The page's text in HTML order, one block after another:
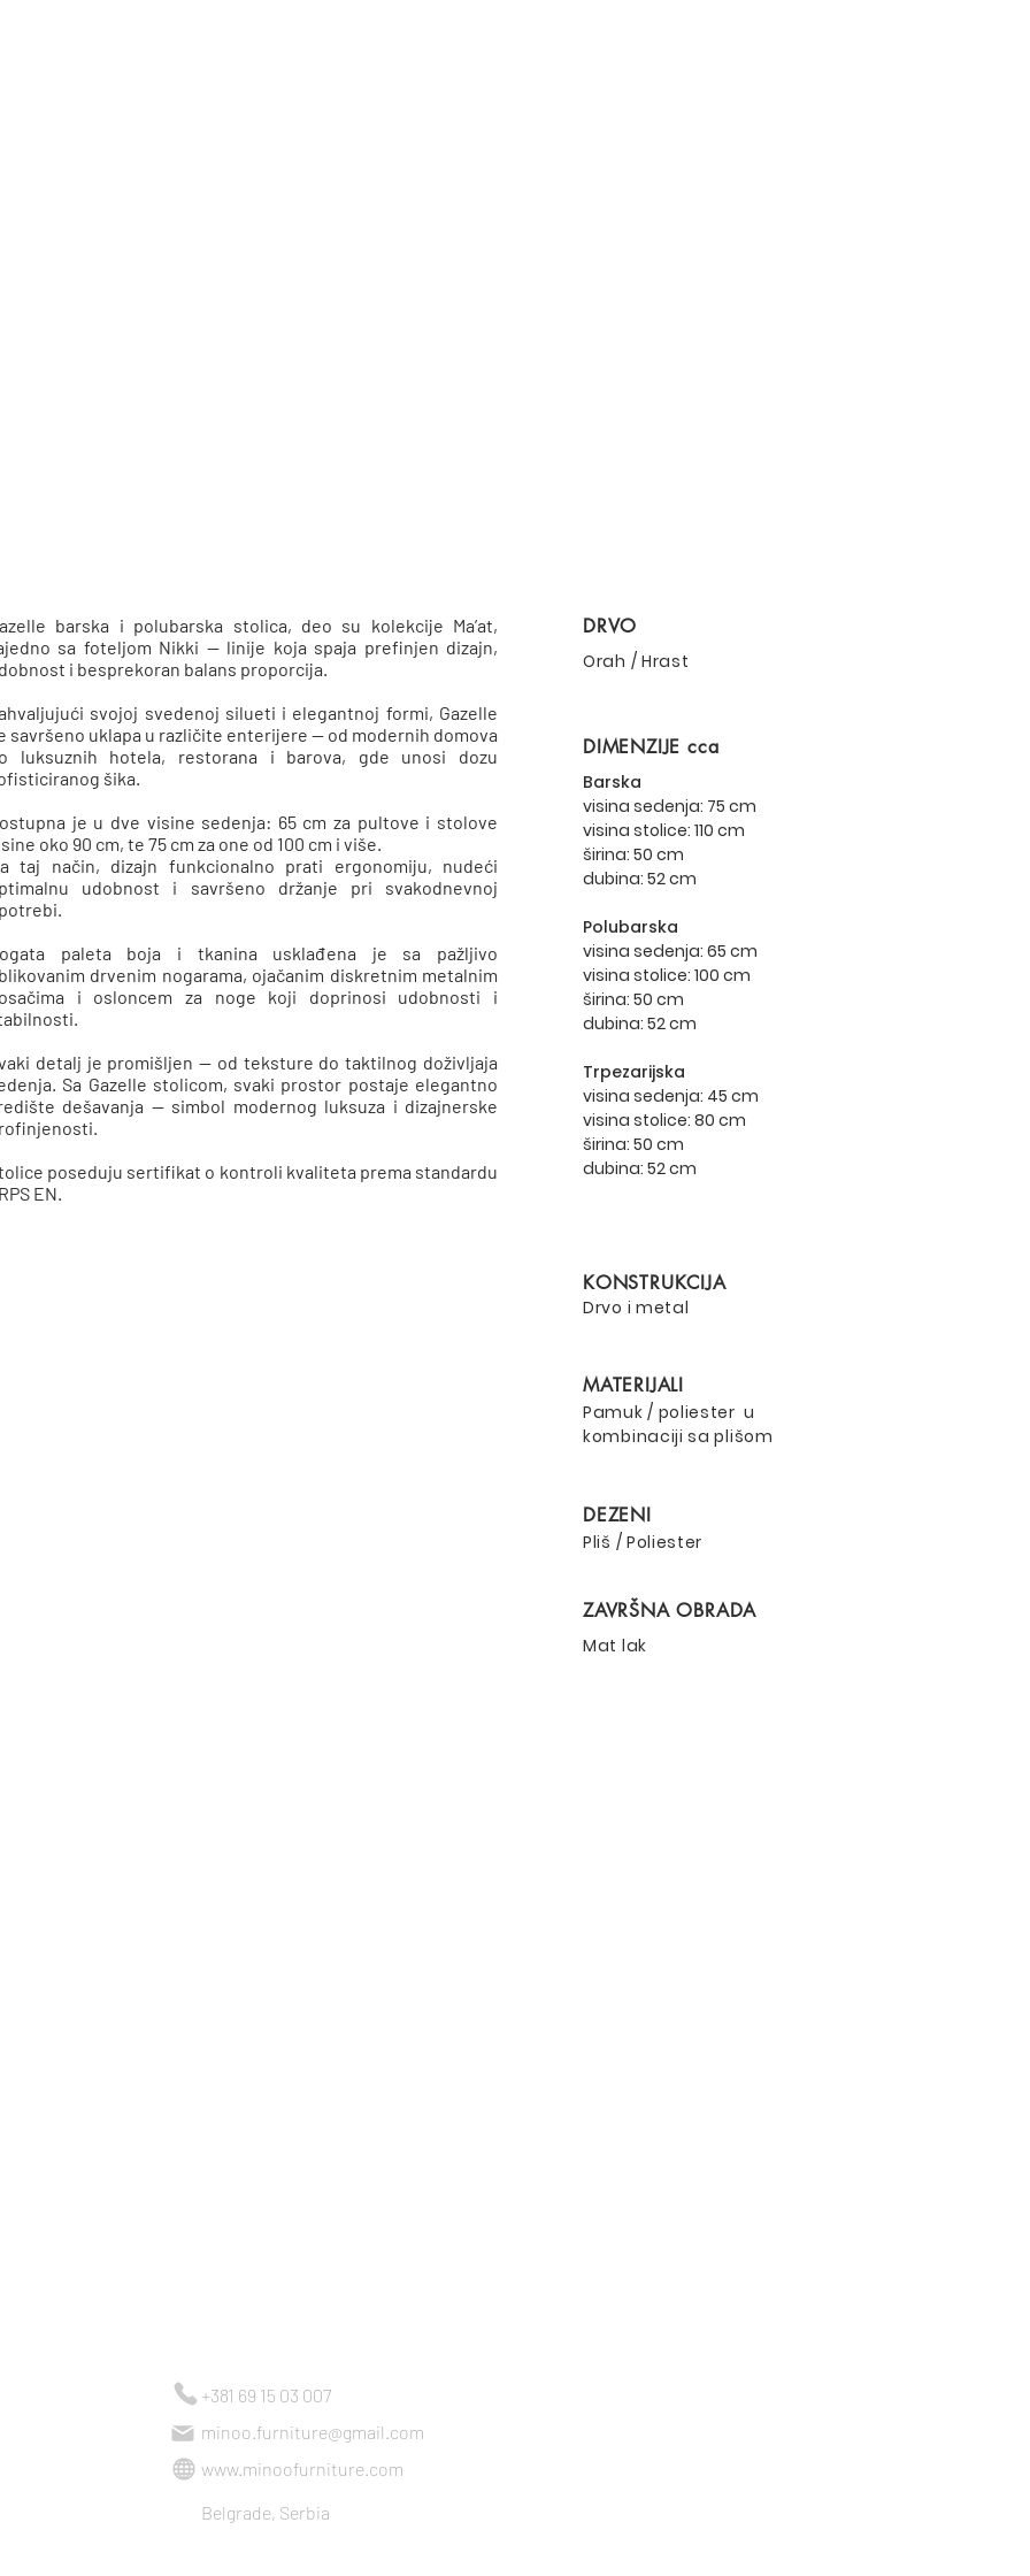
barska i polubarska stolica, deo su kolekcije Ma’at,
sa foteljom Nikki — linije koja spaja prefinjen dizajn,
i besprekoran balans proporcija.
svojoj svedenoj silueti i elegantnoj formi, Gazelle
savršeno uklapa u različite enterijere — od modernih domova
luksuznih hotela, restorana i barova, gde unosi dozu
šika.
je u dve visine sedenja: 65 cm za pultove i stolove
oko 90 cm, te 75 cm za one od 100 cm i više.
taj način, dizajn funkcionalno prati ergonomiju, nudeći
udobnost i savršeno držanje pri svakodnevnoj
paleta boja i tkanina usklađena je sa pažljivo
drvenim nogarama, ojačanim diskretnim metalnim
i osloncem za noge koji doprinosi udobnosti i
detalj je promišljen — od teksture do taktilnog doživljaja
Sa Gazelle stolicom, svaki prostor postaje elegantno
dešavanja — simbol modernog luksuza i dizajnerske
poseduju sertifikat o kontroli kvaliteta prema standardu
EN.
DRVO
Orah / Hrast
DIMENZIJE cca
Barska
visina sedenja: 75 cm
visina stolice: 110 cm
širina: 50 cm
dubina: 52 cm
Polubarska
visina sedenja: 65 cm
visina stolice: 100 cm
širina: 50 cm
dubina: 52 cm
Trpezarijska
visina sedenja: 45 cm
visina stolice: 80 cm
širina: 50 cm
dubina: 52 cm
KONSTRUKCIJA
Drvo i metal
MATERIJALI
Pamuk / poliester u
kombinaciji sa plišom
DEZENI
Pliš / Poliester
ZAVRŠNA OBRADA
Mat lak
+381 69 15 03 007
minoo.furniture@gmail.com
www.minoofurniture.com
Belgrade, Serbia